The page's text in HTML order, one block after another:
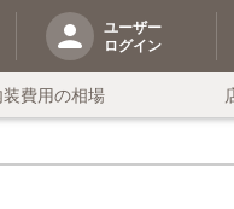
ユーザー
ログイン
費用の相場